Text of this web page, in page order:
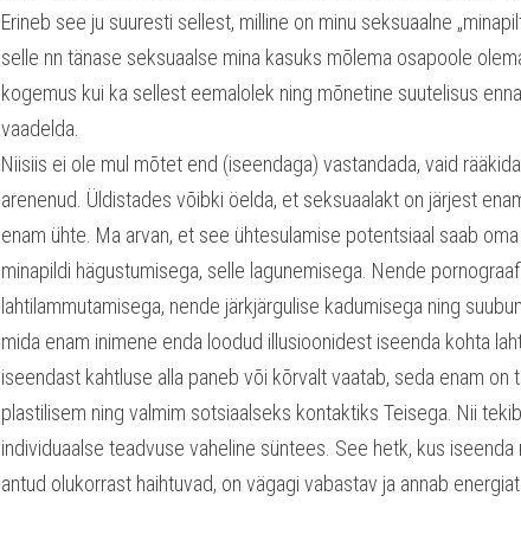
Erineb see ju suuresti sellest, milline on minu seksuaalne
selle nn tänase seksuaalse mina kasuks mõlema osapoole
kogemus kui ka sellest eemalolek ning mõnetine suutelisus
vaadelda.
Niisiis ei ole mul mõtet end (iseendaga) vastandada, vaid
arenenud. Üldistades võibki öelda, et seksuaalakt on järjest
enam ühte. Ma arvan, et see ühtesulamise potentsiaal saab
minapildi hägustumisega, selle lagunemisega. Nende
lahtilammutamisega, nende järkjärgulise kadumisega ning
mida enam inimene enda loodud illusioonidest iseenda kohta
iseendast kahtluse alla paneb või kõrvalt vaatab, seda enam on
plastilisem ning valmim sotsiaalseks kontaktiks Teisega. Nii
individuaalse teadvuse vaheline süntees. See hetk, kus
antud olukorrast haihtuvad, on vägagi vabastav ja annab energiat.